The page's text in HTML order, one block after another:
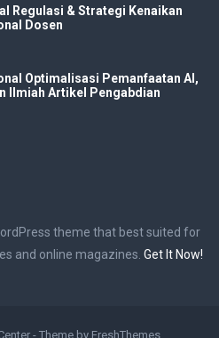
Regulasi & Strategi Kenaikan
Dosen
Optimalisasi Pemanfaatan AI,
Ilmiah Artikel Pengabdian
theme that best suited for
and online magazines.Get It Now!
- Theme by FreshThemes